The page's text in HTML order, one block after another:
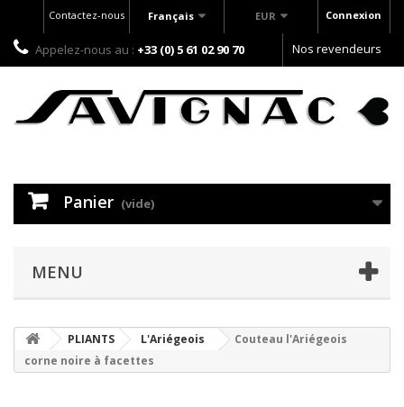
Connexion
EUR
Français
Contactez-nous
Appelez-nous au : +33 (0) 5 61 02 90 70 Nos revendeurs
Panier (vide)
MENU
PLIANTS L'Ariégeois
Couteau l'Ariégeois
corne noire à facettes